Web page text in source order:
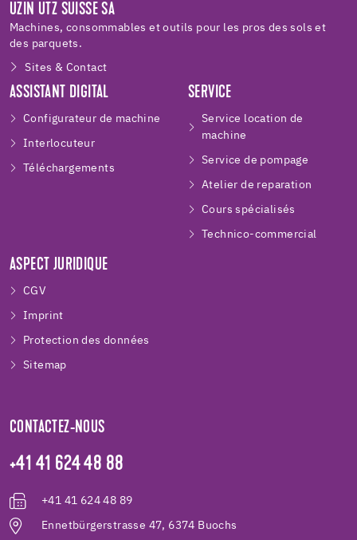
UZIN UTZ SUISSE SA
Machines, consommables et outils pour les pros des sols et
des parquets.
Sites & Contact
ASSISTANT DIGITAL
Configurateur de machine
Interlocuteur
Téléchargements
SERVICE
Service location de
machine
Service de pompage
Atelier de reparation
Cours spécialisés
Technico-commercial
ASPECT JURIDIQUE
CGV
Imprint
Protection des données
Sitemap
CONTACTEZ-NOUS
+41 41 624 48 88
+41 41 624 48 89
Ennetbürgerstrasse 47, 6374 Buochs